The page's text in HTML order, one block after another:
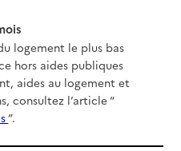
logement le plus bas
hors aides publiques
aides au logement et
consultez l’article “
”.